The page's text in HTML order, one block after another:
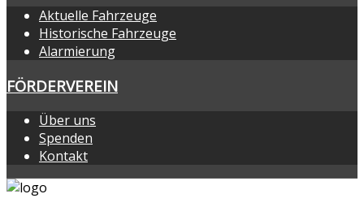
Aktuelle Fahrzeuge
Historische Fahrzeuge
Alarmierung
FÖRDERVEREIN
Über uns
Spenden
Kontakt